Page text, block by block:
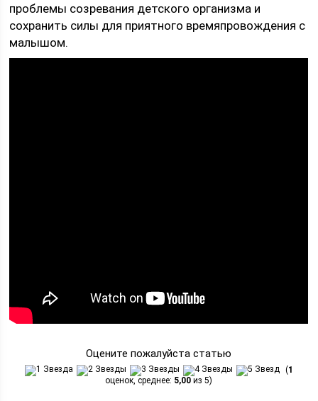
проблемы созревания детского организма и
сохранить силы для приятного времяпровождения с
малышом.
Оцените пожалуйста статью
(1
оценок, среднее: 5,00 из 5)